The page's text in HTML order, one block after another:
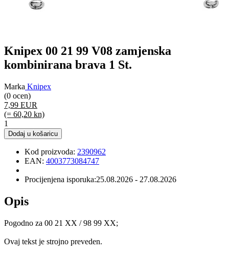
Knipex 00 21 99 V08 zamjenska
kombinirana brava 1 St.
Marka Knipex
(0 ocen)
7,99 EUR
(= 60,20 kn)
1
Dodaj u košaricu
Kod proizvoda: 2390962
EAN: 4003773084747
Procijenjena isporuka:25.08.2026 - 27.08.2026
Opis
Pogodno za 00 21 XX / 98 99 XX;
Ovaj tekst je strojno preveden.